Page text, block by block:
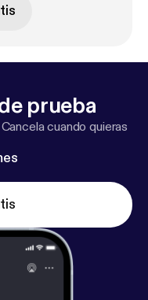
prueba
Cancela cuando quieras